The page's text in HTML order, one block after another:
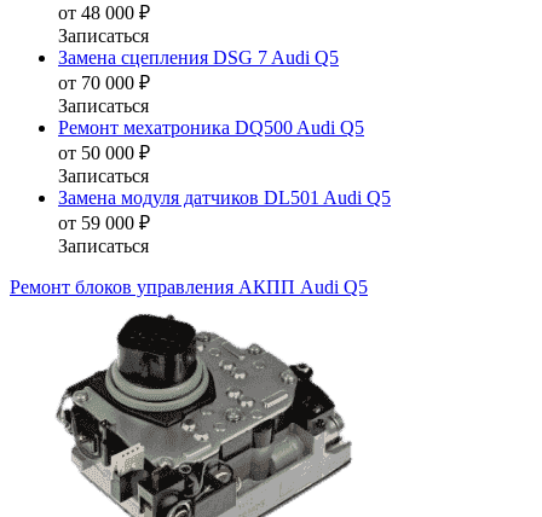
от 48 000 ₽
Записаться
Замена сцепления DSG 7 Audi Q5
от 70 000 ₽
Записаться
Ремонт мехатроника DQ500 Audi Q5
от 50 000 ₽
Записаться
Замена модуля датчиков DL501 Audi Q5
от 59 000 ₽
Записаться
Ремонт блоков управления АКПП Audi Q5